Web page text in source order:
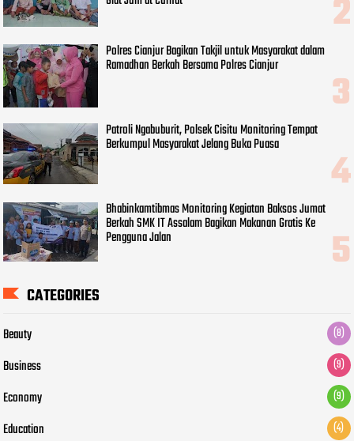
Polres Cianjur Bagikan Takjil untuk Masyarakat dalam
Ramadhan Berkah Bersama Polres Cianjur
Patroli Ngabuburit, Polsek Cisitu Monitoring Tempat
Berkumpul Masyarakat Jelang Buka Puasa
Bhabinkamtibmas Monitoring Kegiatan Baksos Jumat
Berkah SMK IT Assalam Bagikan Makanan Gratis Ke
Pengguna Jalan
CATEGORIES
Beauty (8)
Business (9)
Economy (9)
Education (4)